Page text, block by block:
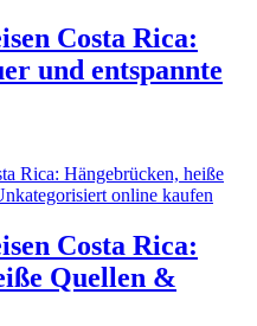
Costa Rica:
und entspannte
Costa Rica:
Quellen &